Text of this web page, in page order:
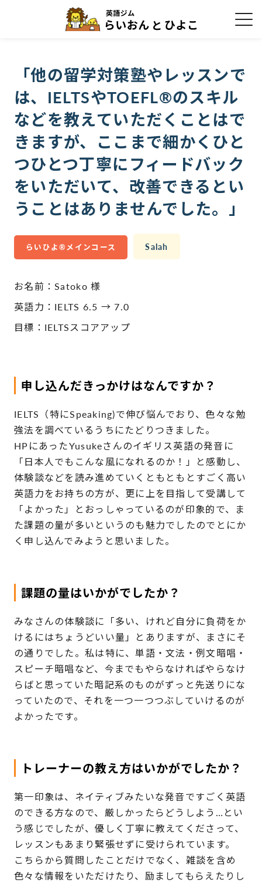
「他の留学対策塾やレッスンで
は、IELTSやTOEFL®のスキル
などを教えていただくことはで
きますが、ここまで細かくひと
つひとつ丁寧にフィードバック
をいただいて、改善できるとい
うことはありませんでした。」
らいひよ®メインコース Salah
お名前：Satoko 様
英語力：IELTS 6.5 → 7.0
目標：IELTSスコアアップ
申し込んだきっかけはなんですか？
IELTS（特にSpeaking)で伸び悩んでおり、色々な勉
強法を調べているうちにたどりつきました。
HPにあったYusukeさんのイギリス英語の発音に
「日本人でもこんな風になれるのか！」と感動し、
体験談などを読み進めていくともともとすごく高い
英語力をお持ちの方が、更に上を目指して受講して
「よかった」とおっしゃっているのが印象的で、ま
た課題の量が多いというのも魅力でしたのでとにか
く申し込んでみようと思いました。
課題の量はいかがでしたか？
みなさんの体験談に「多い、けれど自分に負荷をか
けるにはちょうどいい量」とありますが、まさにそ
の通りでした。私は特に、単語・文法・例文暗唱・
スピーチ暗唱など、今までもやらなければやらなけ
らばと思っていた暗記系のものがずっと先送りにな
っていたので、それを一つ一つつぶしていけるのが
よかったです。
トレーナーの教え方はいかがでしたか？
第一印象は、ネイティブみたいな発音ですごく英語
のできる方なので、厳しかったらどうしよう…とい
う感じでしたが、優しく丁寧に教えてくださって、
レッスンもあまり緊張せずに受けられています。
こちらから質問したことだけでなく、雑談を含め
色々な情報をいただけたり、励ましてもらえたりし